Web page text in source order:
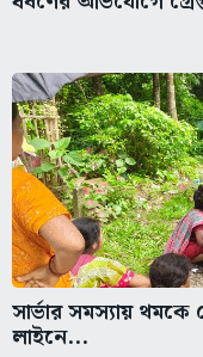
সার্ভার সমস্যায় থমকে
লাইনে...